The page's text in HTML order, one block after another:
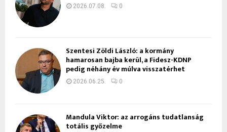
2026.07.08. 0
Szentesi Zöldi László: a kormány
hamarosan bajba kerül, a Fidesz-KDNP
pedig néhány év múlva visszatérhet
2026.06.25. 0
Mandula Viktor: az arrogáns tudatlanság
totális győzelme